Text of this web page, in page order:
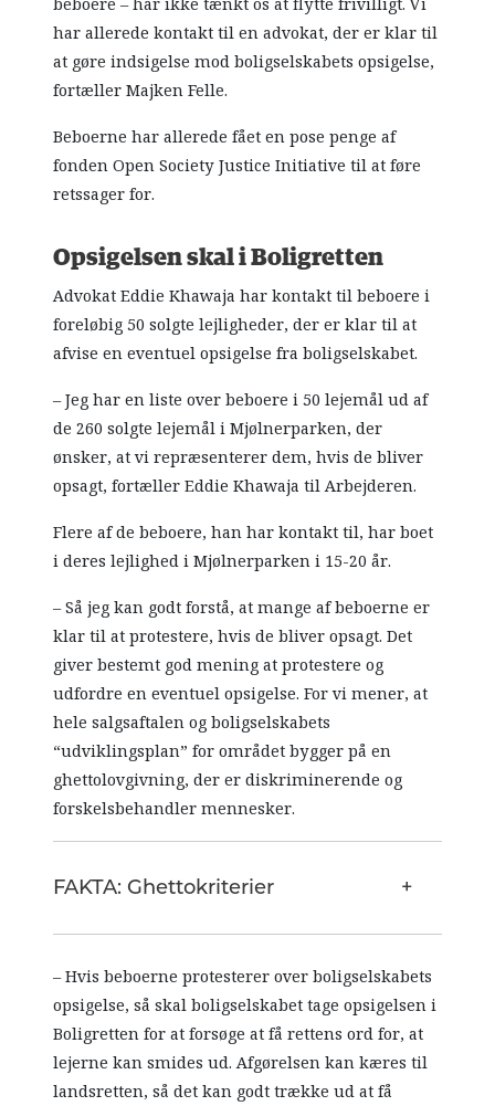
har allerede kontakt til en advokat, der er klar til
at gøre indsigelse mod boligselskabets opsigelse,
fortæller Majken Felle.
Beboerne har allerede fået en pose penge af
fonden Open Society Justice Initiative til at føre
retssager for.
Opsigelsen skal i Boligretten
Advokat Eddie Khawaja har kontakt til beboere i
foreløbig 50 solgte lejligheder, der er klar til at
afvise en eventuel opsigelse fra boligselskabet.
– Jeg har en liste over beboere i 50 lejemål ud af
de 260 solgte lejemål i Mjølnerparken, der
ønsker, at vi repræsenterer dem, hvis de bliver
opsagt, fortæller Eddie Khawaja til Arbejderen.
Flere af de beboere, han har kontakt til, har boet
i deres lejlighed i Mjølnerparken i 15-20 år.
– Så jeg kan godt forstå, at mange af beboerne er
klar til at protestere, hvis de bliver opsagt. Det
giver bestemt god mening at protestere og
udfordre en eventuel opsigelse. For vi mener, at
hele salgsaftalen og boligselskabets
“udviklingsplan” for området bygger på en
ghettolovgivning, der er diskriminerende og
forskelsbehandler mennesker.
FAKTA: Ghettokriterier
– Hvis beboerne protesterer over boligselskabets
opsigelse, så skal boligselskabet tage opsigelsen i
Boligretten for at forsøge at få rettens ord for, at
lejerne kan smides ud. Afgørelsen kan kæres til
landsretten, så det kan godt trække ud at få